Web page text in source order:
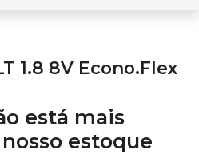
1.8 8V Econo.Flex
está mais
estoque